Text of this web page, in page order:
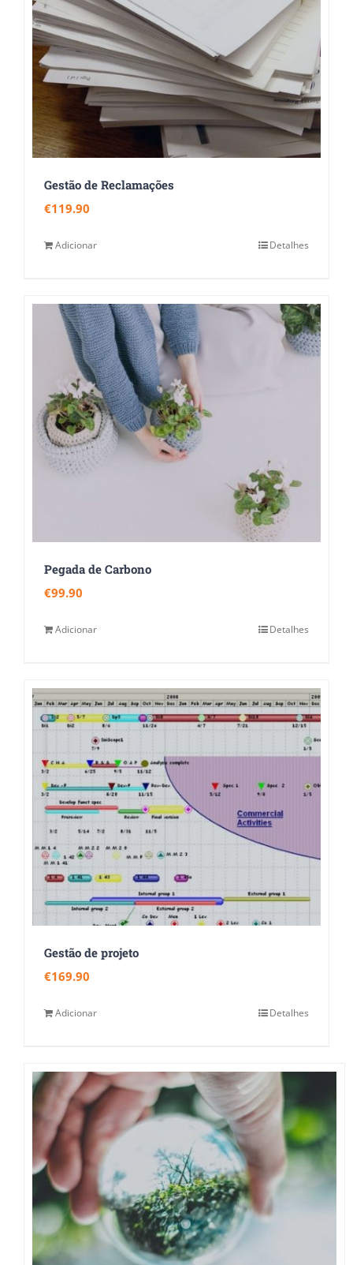
Gestão de Reclamações
€119.90
Adicionar Detalhes
Pegada de Carbono
€99.90
Adicionar Detalhes
Gestão de projeto
€169.90
Adicionar Detalhes